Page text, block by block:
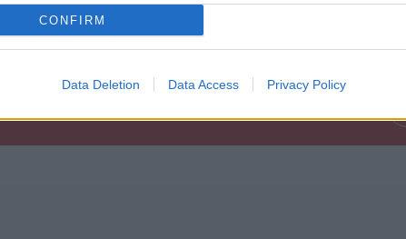
CONFIRM
Data Deletion Data Access Privacy Policy
Mod-x86_64.apk